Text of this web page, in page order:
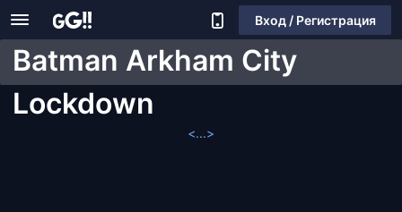
Вход / Регистрация
Batman Arkham City
Lockdown
<...>